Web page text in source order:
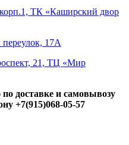
ТК «Каширский двор
17А
21, ТЦ «Мир
доставке и самовывозу
+7(915)068-05-57